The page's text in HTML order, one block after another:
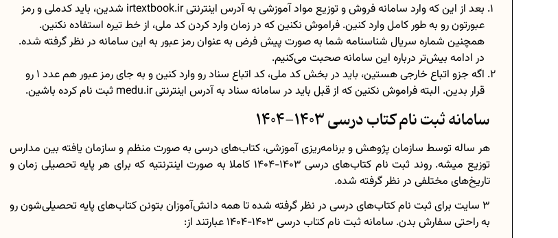
بعد از این که وارد سامانه فروش و توزیع مواد آموزشی به آدرس اینترنتیirtextbook.ir شدین، باید کدملی و رمز
عبورتون رو به طور کامل وارد کنین. فراموش نکنین که در زمان وارد کردن کد ملی، از خط تیره استفاده نکنین.
همچنین شماره سریال شناسنامه شما به صورت پیش فرض به عنوان رمز عبور به این سامانه در نظر گرفته شده.
در ادامه بیش‌تر درباره این سامانه صحبت می‌کنیم.
اگه جزو اتباع خارجی هستین، باید در بخش کد ملی، کد اتباع سناد رو وارد کنین و به جای رمز عبور هم عدد 1 رو
قرار بدین. البته فراموش نکنین که از قبل باید در سامانه سناد به آدرس اینترنتی medu.ir ثبت‌ نام کرده باشین.
سامانه ثبت‌ نام کتاب درسی 1403-1404
هر ساله توسط سازمان پژوهش و برنامه‌ریزی آموزشی، کتاب‌های درسی به صورت منظم و سازمان یافته بین مدارس
توزیع میشه. روند ثبت‌ نام کتاب‌های درسی 1403-1404 کاملا به صورت اینترنتیه که برای هر پایه تحصیلی زمان و
تاریخ‌های مختلفی در نظر گرفته شده.
3 سایت برای ثبت‌ نام کتاب‌های درسی در نظر گرفته شده تا همه دانش‌آموزان بتونن کتاب‌های پایه تحصیلی‌شون رو
به راحتی سفارش بدن. سامانه ثبت‌ نام کتاب درسی 1403-1404 عبارتند از: